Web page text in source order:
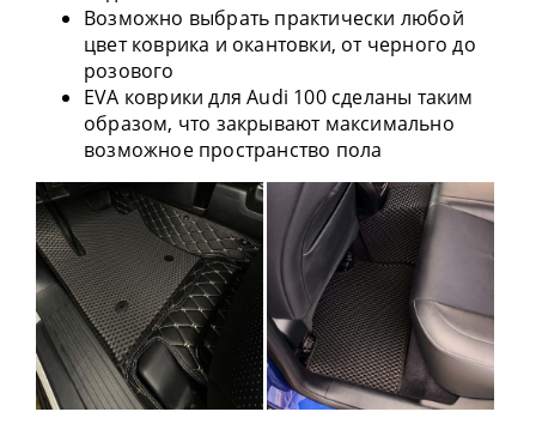
Возможно выбрать практически любой
цвет коврика и окантовки, от черного до
розового
EVA коврики для Audi 100 сделаны таким
образом, что закрывают максимально
возможное пространство пола